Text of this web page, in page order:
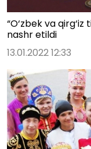
“O‘zbek va
nashr etildi
13.01.2022 12:33